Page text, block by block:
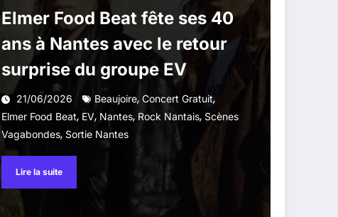
Elmer Food Beat fête ses 40
ans à Nantes avec le retour
surprise du groupe EV
21/06/2026 Beaujoire, Concert Gratuit,
Elmer Food Beat, EV, Nantes, Rock Nantais, Scènes
Vagabondes, Sortie Nantes
Lire la suite